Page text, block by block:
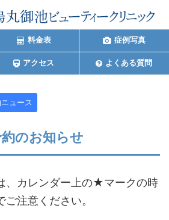
料金表 症例写真
アクセス よくある質問
ュース
のお知らせ
、カレンダー上の★マークの時
注意ください。